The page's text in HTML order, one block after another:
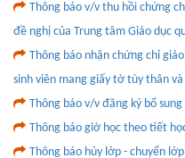
Thông báo v/v thu hồi chứng
đề nghị của Trung tâm Giáo dục
Thông báo nhận chứng chỉ
sinh viên mang giấy tờ tùy thân
Thông báo v/v đăng ký bổ
Thông báo giờ học theo tiết
Thông báo hủy lớp - chuyển